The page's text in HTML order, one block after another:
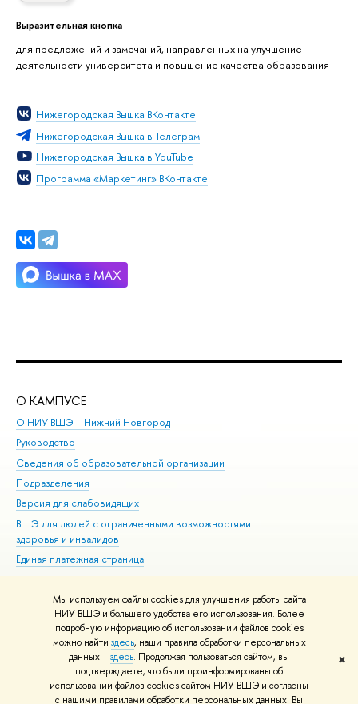
Мы используем файлы cookies для улучшения работы сайта
НИУ ВШЭ и большего удобства его использования. Более
подробную информацию об использовании файлов cookies
можно найти здесь, наши правила обработки персональных
данных –здесь. Продолжая пользоваться сайтом, вы
подтверждаете, что были проинформированы об
использовании файлов cookies сайтом НИУ ВШЭ и согласны
с нашими правилами обработки персональных данных. Вы
✖
Выразительная кнопка
для предложений и замечаний, направленных на улучшение
деятельности университета и повышение качества образования
Нижегородская Вышка ВКонтакте
Нижегородская Вышка в Телеграм
Нижегородская Вышка в YouTube
Программа «Маркетинг» ВКонтакте
О КАМПУСЕ
О НИУ ВШЭ – Нижний Новгород
Руководство
Сведения об образовательной организации
Подразделения
Версия для слабовидящих
ВШЭ для людей с ограниченными возможностями
здоровья и инвалидов
Единая платежная страница
© НИУ ВШЭ 1993–2026 Адреса и контакты Условия использования
материалов Политика конфиденциальности Карта сайта